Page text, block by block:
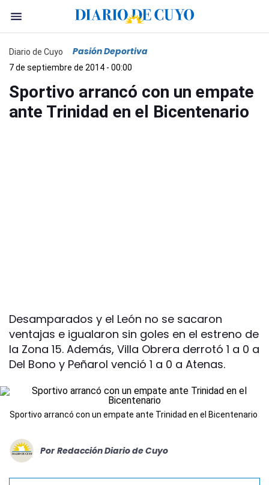
Diario de Cuyo Pasión Deportiva
7 de septiembre de 2014 - 00:00
Sportivo arrancó con un empate
ante Trinidad en el Bicentenario
Desamparados y el León no se sacaron
ventajas e igualaron sin goles en el estreno de
la Zona 15. Además, Villa Obrera derrotó 1 a 0 a
Del Bono y Peñarol venció 1 a 0 a Atenas.
Sportivo arrancó con un empate ante Trinidad en el Bicentenario
Por Redacción Diario de Cuyo